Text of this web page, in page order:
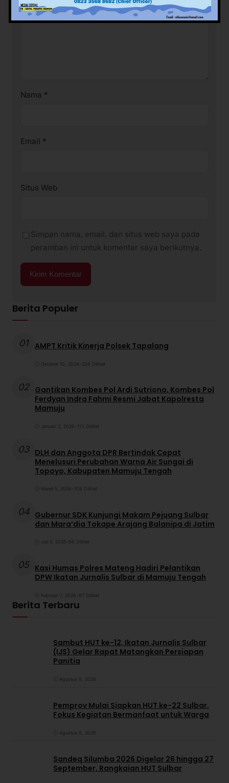
Nama *
Email *
Situs Web
Simpan nama, email, dan situs web saya pada
peramban ini untuk komentar saya berikutnya.
Berita Populer
01 AMPT Kritik Kinerja Polsek Tapalang
Oktober 10, 2024 206 Dilihat
02 Gantikan Kombes Pol Ardi Sutriono, Kombes Pol
Ferdyan Indra Fahmi Resmi Jabat Kapolresta
Mamuju
Januari 2, 2026 113 Dilihat
03 DLH dan Anggota DPR Bertindak Cepat
Menelusuri Perubahan Warna Air Sungai di
Topoyo, Kabupaten Mamuju Tengah
Maret 5, 2026 108 Dilihat
04 Gubernur SDK Kunjungi Makam Pejuang Sulbar
dan Mara’dia Tokape Arajang Balanipa di Jatim
Juli 5, 2025 98 Dilihat
05 Kasi Humas Polres Mateng Hadiri Pelantikan
DPW Ikatan Jurnalis Sulbar di Mamuju Tengah
Februari 7, 2026 97 Dilihat
Berita Terbaru
Sambut HUT ke-12, Ikatan Jurnalis Sulbar
(IJS) Gelar Rapat Matangkan Persiapan
Panitia
Agustus 8, 2026
Pemprov Mulai Siapkan HUT ke-22 Sulbar,
Fokus Kegiatan Bermanfaat untuk Warga
Agustus 8, 2026
Sandeq Silumba 2026 Digelar 26 hingga 27
September, Rangkaian HUT Sulbar